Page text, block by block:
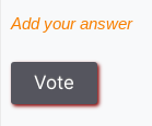
Add your answer